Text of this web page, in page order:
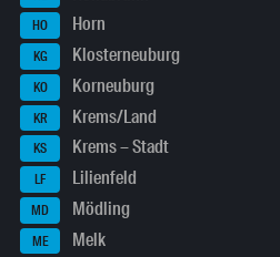
HO Horn
KG Klosterneuburg
KO Korneuburg
KR Krems/Land
KS Krems – Stadt
LF Lilienfeld
MD Mödling
ME Melk